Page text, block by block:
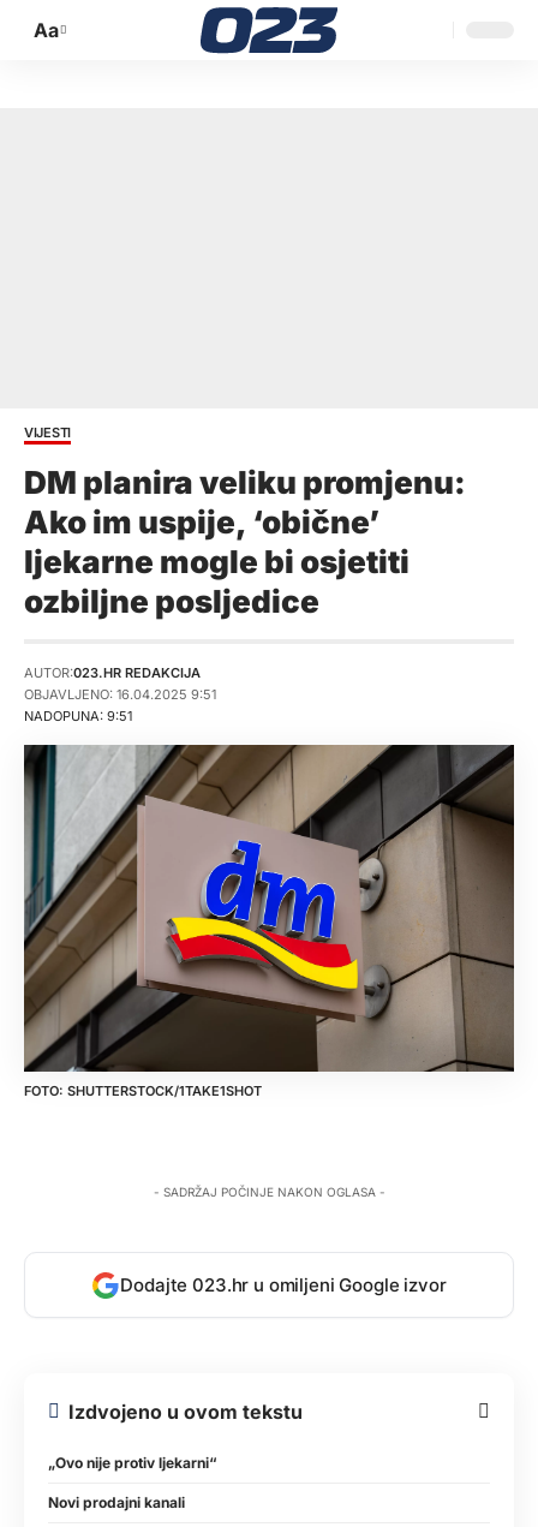
Promijeni
Aa
VIJESTI
DM planira veliku promjenu:
Ako im uspije, ‘obične’
ljekarne mogle bi osjetiti
ozbiljne posljedice
NADOPUNA: 9:51
AUTOR:023.HR REDAKCIJA
OBJAVLJENO: 16.04.2025 9:51
SHUTTERSTOCK/1TAKE1SHOT
- SADRŽAJ POČINJE NAKON OGLASA -
Dodajte 023.hr u omiljeni Google izvor
Izdvojeno u ovom tekstu
„Ovo nije protiv ljekarni“
Novi prodajni kanali